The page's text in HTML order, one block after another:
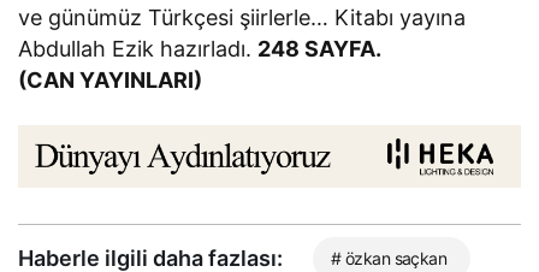
ve günümüz Türkçesi şiirlerle… Kitabı yayına
Abdullah Ezik hazırladı. 248 SAYFA.
(CAN YAYINLARI)
Haberle ilgili daha fazlası: # özkan saçkan